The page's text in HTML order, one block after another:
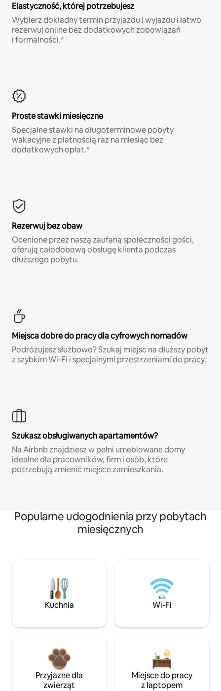
Elastyczność, której potrzebujesz
Wybierz dokładny termin przyjazdu i wyjazdu i łatwo
rezerwuj online bez dodatkowych zobowiązań
i formalności.*
Proste stawki miesięczne
Specjalne stawki na długoterminowe pobyty
wakacyjne z płatnością raz na miesiąc bez
dodatkowych opłat.*
Rezerwuj bez obaw
Ocenione przez naszą zaufaną społeczności gości,
oferują całodobową obsługę klienta podczas
dłuższego pobytu.
Miejsca dobre do pracy dla cyfrowych nomadów
Podróżujesz służbowo? Szukaj miejsc na dłuższy pobyt
z szybkim Wi-Fi i specjalnymi przestrzeniami do pracy.
Szukasz obsługiwanych apartamentów?
Na Airbnb znajdziesz w pełni umeblowane domy
idealne dla pracowników, firm i osób, które
potrzebują zmienić miejsce zamieszkania.
Popularne udogodnienia przy pobytach
miesięcznych
Kuchnia Wi-Fi
Przyjazne dla
zwierząt
Miejsce do pracy
z laptopem